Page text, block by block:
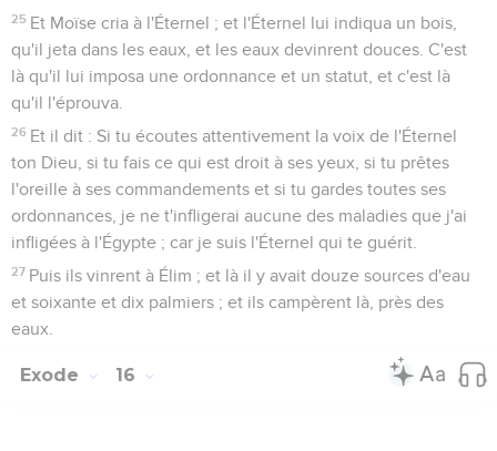
25 Et Moïse cria à l'Éternel ; et l'Éternel lui indiqua un bois,
qu'il jeta dans les eaux, et les eaux devinrent douces. C'est
là qu'il lui imposa une ordonnance et un statut, et c'est là
qu'il l'éprouva.
26 Et il dit : Si tu écoutes attentivement la voix de l'Éternel
ton Dieu, si tu fais ce qui est droit à ses yeux, si tu prêtes
l'oreille à ses commandements et si tu gardes toutes ses
ordonnances, je ne t'infligerai aucune des maladies que j'ai
infligées à l'Égypte ; car je suis l'Éternel qui te guérit.
27 Puis ils vinrent à Élim ; et là il y avait douze sources d'eau
et soixante et dix palmiers ; et ils campèrent là, près des
eaux.
Exode 16